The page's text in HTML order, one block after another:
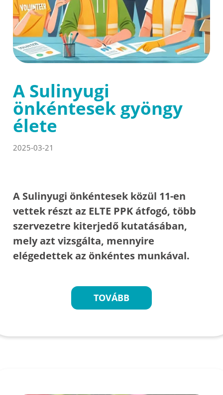
A Sulinyugi
önkéntesek gyöngy
élete
2025-03-21
A Sulinyugi önkéntesek közül 11-en
vettek részt az ELTE PPK átfogó, több
szervezetre kiterjedő kutatásában,
mely azt vizsgálta, mennyire
elégedettek az önkéntes munkával.
TOVÁBB